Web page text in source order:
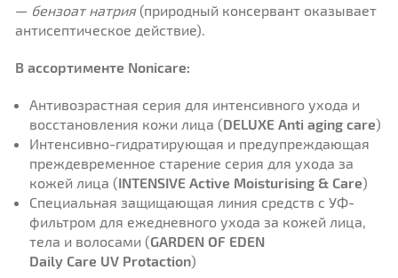
— бензоат натрия (природный консервант оказывает
антисептическое действие).
В ассортименте Nonicare:
Антивозрастная серия для интенсивного ухода и
восстановления кожи лица (DELUXE Anti aging care)
Интенсивно-гидратирующая и предупреждающая
преждевременное старение серия для ухода за
кожей лица (INTENSIVE Active Moisturising & Care)
Специальная защищающая линия средств с УФ-
фильтром для ежедневного ухода за кожей лица,
тела и волосами (GARDEN OF EDEN
Daily Care UV Protaction)